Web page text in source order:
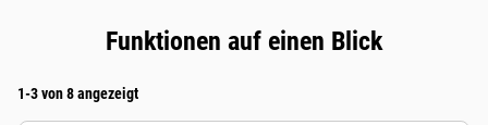
Funktionen auf einen Blick
1-3 von 8 angezeigt